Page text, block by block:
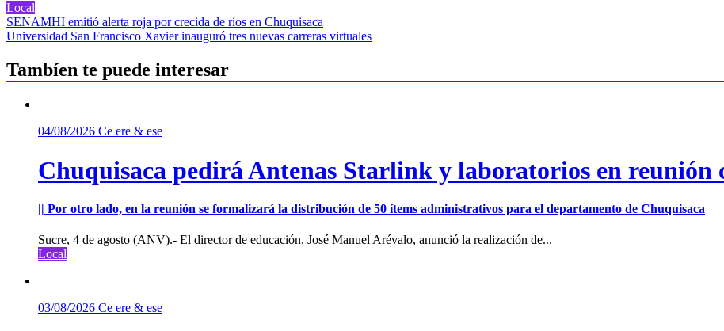
Local
Navegación
de
entradas
SENAMHI emitió alerta roja por crecida de ríos en Chuquisaca
Universidad San Francisco Xavier inauguró tres nuevas carreras virtuales
Tambíen te puede interesar
04/08/2026 Ce ere & ese
Chuquisaca pedirá Antenas Starlink y laboratorios en reunión
|| Por otro lado, en la reunión se formalizará la distribución de 50 ítems administrativos para el departamento de Chuquisaca
Sucre, 4 de agosto (ANV).- El director de educación, José Manuel Arévalo, anunció la realización de...
Local
03/08/2026 Ce ere & ese